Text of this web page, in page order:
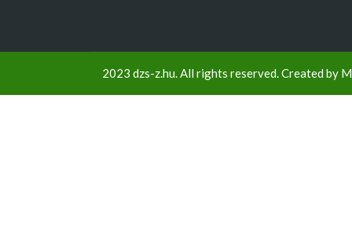
2023 dzs-z.hu. All rights reserved. Created by